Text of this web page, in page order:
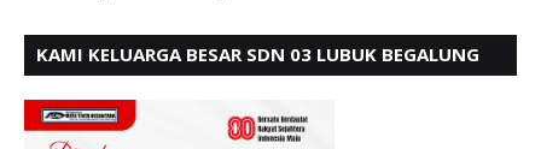
KAMI KELUARGA BESAR SDN 03 LUBUK BEGALUNG